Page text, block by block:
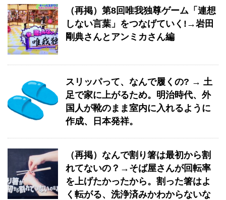
（再掲）第8回唯我独尊ゲーム「連想
しない言葉」をつなげていく!→岩田
剛典さんとアンミカさん編
スリッパって、なんで履くの? → 土
足で家に上がるため。明治時代、外
国人が靴のまま室内に入れるように
作成、日本発祥。
（再掲）なんで割り箸は最初から割
れてないの？→そば屋さんが回転率
を上げたかったから。割った箸はよ
く転がる、洗浄済みかわからないな